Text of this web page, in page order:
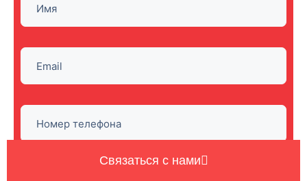
Связаться с нами